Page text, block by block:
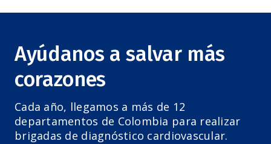
Ayúdanos a salvar más
corazones
Cada año, llegamos a más de 12
departamentos de Colombia para realizar
brigadas de diagnóstico cardiovascular.